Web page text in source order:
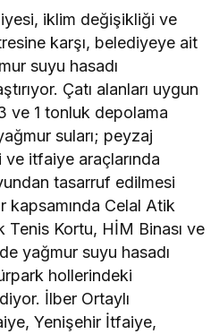
iklim değişikliği ve
karşı, belediyeye ait
suyu hasadı
Çatı alanları uygun
ve 1 tonluk depolama
suları; peyzaj
itfaiye araçlarında
tasarruf edilmesi
kapsamında Celal Atik
Tenis Kortu, HİM Binası ve
yağmur suyu hasadı
hollerindeki
İlber Ortaylı
Yenişehir İtfaiye,